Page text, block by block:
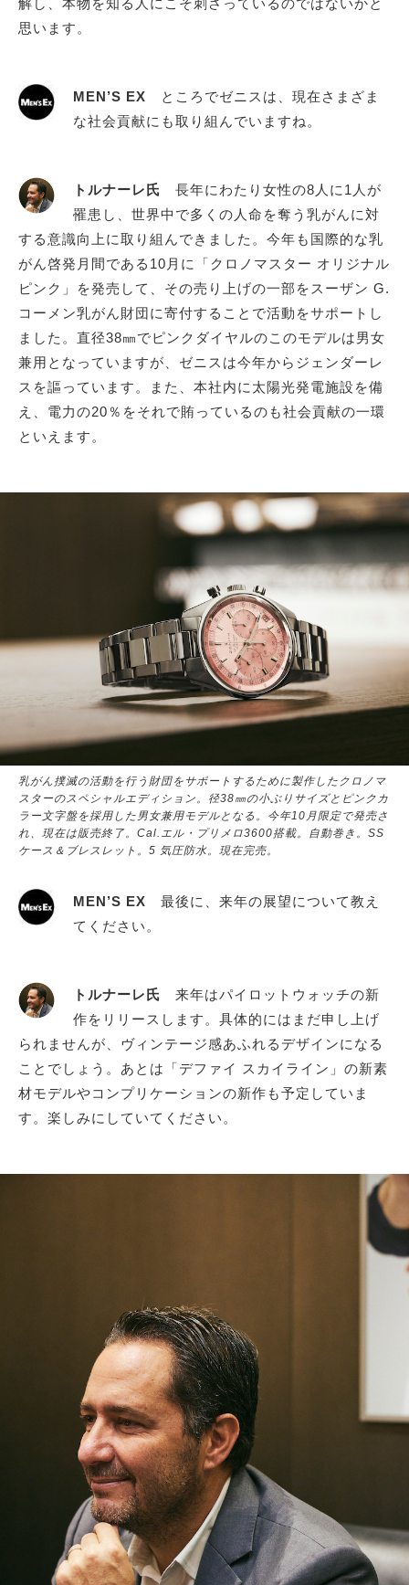
解し、本物を知る人にこそ刺さっているのではないかと
思います。
MEN’S EX
ところでゼニスは、現在さまざま
な社会貢献にも取り組んでいますね。
トルナーレ氏 長年にわたり女性の8人に1人が
罹患し、世界中で多くの人命を奪う乳がんに対
する意識向上に取り組んできました。今年も国際的な乳
がん啓発月間である10月に「クロノマスター オリジナル
ピンク」を発売して、その売り上げの一部をスーザン G.
コーメン乳がん財団に寄付することで活動をサポートし
ました。直径38㎜でピンクダイヤルのこのモデルは男女
兼用となっていますが、ゼニスは今年からジェンダーレ
スを謳っています。また、本社内に太陽光発電施設を備
え、電力の20％をそれで賄っているのも社会貢献の一環
といえます。
乳がん撲滅の活動を行う財団をサポートするために製作したクロノマ
スターのスペシャルエディション。径38㎜の小ぶりサイズとピンクカ
ラー文字盤を採用した男女兼用モデルとなる。今年10月限定で発売さ
れ、現在は販売終了。Cal.エル・プリメロ3600搭載。自動巻き。SS
ケース＆ブレスレット。5 気圧防水。現在完売。
MEN’S EX 最後に、来年の展望について教え
てください。
トルナーレ氏 来年はパイロットウォッチの新
作をリリースします。具体的にはまだ申し上げ
られませんが、ヴィンテージ感あふれるデザインになる
ことでしょう。あとは「デファイ スカイライン」の新素
材モデルやコンプリケーションの新作も予定していま
す。楽しみにしていてください。